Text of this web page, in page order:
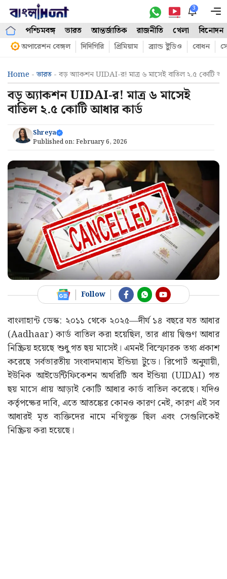
Skip
content
3
পশ্চিমবঙ্গ ভারত আন্তর্জাতিক রাজনীতি খেলা বিনোদন
অপারেশন বেঙ্গল দিদিগিরি প্রিমিয়াম ব্র্যান্ড ষ্টুডিও বোধন
Home -ভারত - বড় অ্যাকশন UIDAI-র! মাত্র ৬ মাসেই বাতিল ২.৫ কোটি
বড় অ্যাকশন UIDAI-র! মাত্র ৬ মাসেই
বাতিল ২.৫ কোটি আধার কার্ড
Shreya
Published on: February 6, 2026
Follow
বাংলাহান্ট ডেস্ক: ২০১১ থেকে ২০২৫—দীর্ঘ ১৪ বছরে যত আধার
(Aadhaar) কার্ড বাতিল করা হয়েছিল, তার প্রায় দ্বিগুণ আধার
নিষ্ক্রিয় হয়েছে শুধু গত ছয় মাসেই। এমনই বিস্ফোরক তথ্য প্রকাশ
করেছে সর্বভারতীয় সংবাদমাধ্যম ইন্ডিয়া টুডে। রিপোর্ট অনুযায়ী,
ইউনিক আইডেন্টিফিকেশন অথরিটি অব ইন্ডিয়া (UIDAI) গত
ছয় মাসে প্রায় আড়াই কোটি আধার কার্ড বাতিল করেছে। যদিও
কর্তৃপক্ষের দাবি, এতে আতঙ্কের কোনও কারণ নেই, কারণ এই সব
আধারই মৃত ব্যক্তিদের নামে নথিভুক্ত ছিল এবং সেগুলিকেই
নিষ্ক্রিয় করা হয়েছে।